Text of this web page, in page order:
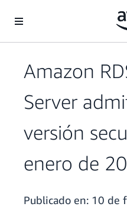
Amazon
Server
versión
enero de
Publicado en: 10 de